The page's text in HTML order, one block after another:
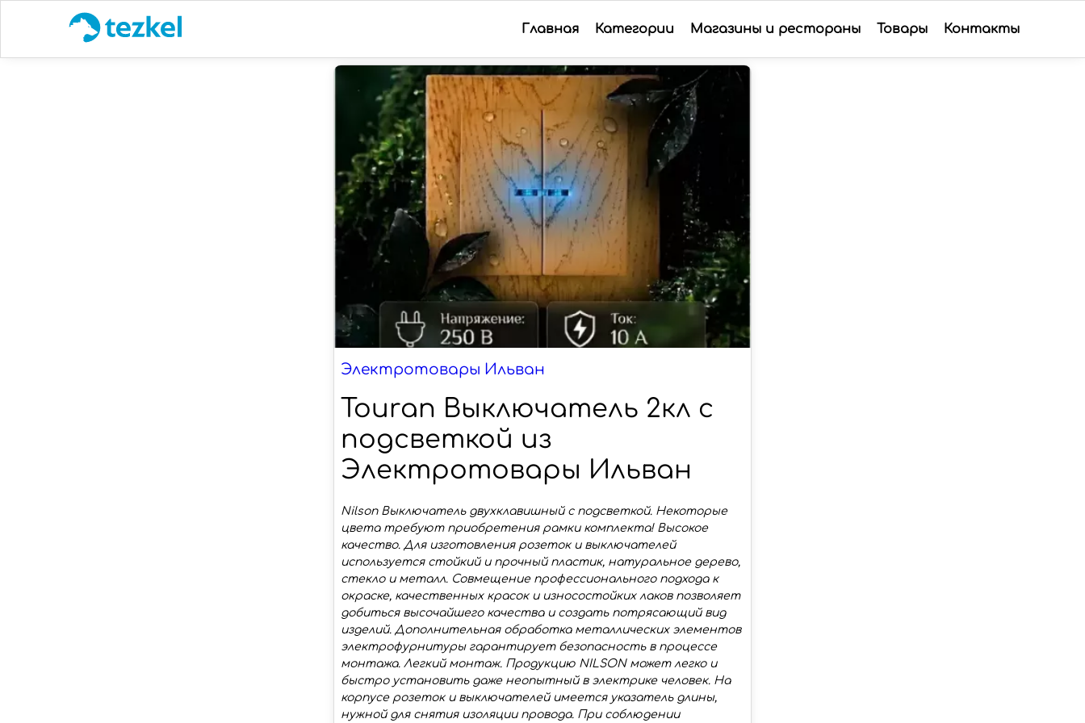
Главная Категории Магазины и рестораны Товары Контакты
Электротовары Ильван
Touran Выключатель 2кл с
подсветкой из
Электротовары Ильван
Nilson Выключатель двухклавишный с подсветкой. Некоторые
цвета требуют приобретения рамки комплекта! Высокое
качество. Для изготовления розеток и выключателей
используется стойкий и прочный пластик, натуральное дерево,
стекло и металл. Совмещение профессионального подхода к
окраске, качественных красок и износостойких лаков позволяет
добиться высочайшего качества и создать потрясающий вид
изделий. Дополнительная обработка металлических элементов
электрофурнитуры гарантирует безопасность в процессе
монтажа. Легкий монтаж. Продукцию NILSON может легко и
быстро установить даже неопытный в электрике человек. На
корпусе розеток и выключателей имеется указатель длины,
нужной для снятия изоляции провода. При соблюдении